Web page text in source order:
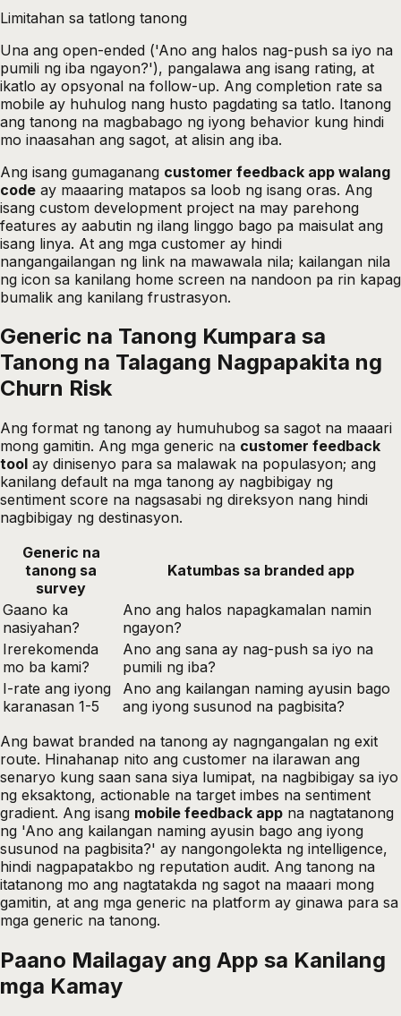
Limitahan sa tatlong tanong
Una ang open-ended ('Ano ang halos nag-push sa iyo na
pumili ng iba ngayon?'), pangalawa ang isang rating, at
ikatlo ay opsyonal na follow-up. Ang completion rate sa
mobile ay huhulog nang husto pagdating sa tatlo. Itanong
ang tanong na magbabago ng iyong behavior kung hindi
mo inaasahan ang sagot, at alisin ang iba.
Ang isang gumaganang customer feedback app walang
code ay maaaring matapos sa loob ng isang oras. Ang
isang custom development project na may parehong
features ay aabutin ng ilang linggo bago pa maisulat ang
isang linya. At ang mga customer ay hindi
nangangailangan ng link na mawawala nila; kailangan nila
ng icon sa kanilang home screen na nandoon pa rin kapag
bumalik ang kanilang frustrasyon.
Generic na Tanong Kumpara sa
Tanong na Talagang Nagpapakita ng
Churn Risk
Ang format ng tanong ay humuhubog sa sagot na maaari
mong gamitin. Ang mga generic na customer feedback
tool ay dinisenyo para sa malawak na populasyon; ang
kanilang default na mga tanong ay nagbibigay ng
sentiment score na nagsasabi ng direksyon nang hindi
nagbibigay ng destinasyon.
Generic na
tanong sa
survey
Katumbas sa branded app
Gaano ka
nasiyahan?
Ano ang halos napagkamalan namin
ngayon?
Irerekomenda
mo ba kami?
Ano ang sana ay nag-push sa iyo na
pumili ng iba?
I-rate ang iyong
karanasan 1-5
Ano ang kailangan naming ayusin bago
ang iyong susunod na pagbisita?
Ang bawat branded na tanong ay nagngangalan ng exit
route. Hinahanap nito ang customer na ilarawan ang
senaryo kung saan sana siya lumipat, na nagbibigay sa iyo
ng eksaktong, actionable na target imbes na sentiment
gradient. Ang isang mobile feedback app na nagtatanong
ng 'Ano ang kailangan naming ayusin bago ang iyong
susunod na pagbisita?' ay nangongolekta ng intelligence,
hindi nagpapatakbo ng reputation audit. Ang tanong na
itatanong mo ang nagtatakda ng sagot na maaari mong
gamitin, at ang mga generic na platform ay ginawa para sa
mga generic na tanong.
Paano Mailagay ang App sa Kanilang
mga Kamay